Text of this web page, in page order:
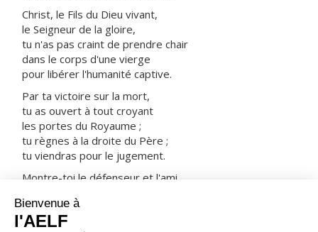
Christ, le Fils du Dieu vivant,
le Seigneur de la gloire,
tu n'as pas craint de prendre chair
dans le corps d'une vierge
pour libérer l'humanité captive.
Par ta victoire sur la mort,
tu as ouvert à tout croyant
les portes du Royaume ;
tu règnes à la droite du Père ;
tu viendras pour le jugement.
Montre-toi le défenseur et l'ami
prends-les avec tous les saints
dans ta joie et dans ta lumière.